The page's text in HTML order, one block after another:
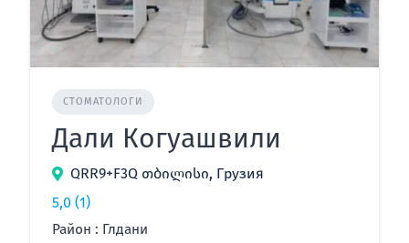
СТОМАТОЛОГИ
Дали Когуашвили
QRR9+F3Q თბილისი, Грузия
5,0 (1)
Район : Глдани